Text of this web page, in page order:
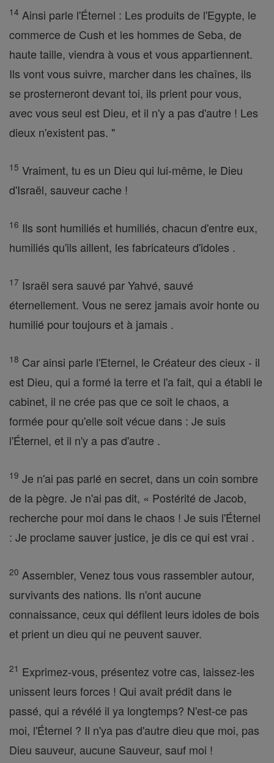
14 Ainsi parle l'Éternel : Les produits de l'Egypte, le
commerce de Cush et les hommes de Seba, de
haute taille, viendra à vous et vous appartiennent.
Ils vont vous suivre, marcher dans les chaînes, ils
se prosterneront devant toi, ils prient pour vous,
avec vous seul est Dieu, et il n'y a pas d'autre ! Les
dieux n'existent pas. "
15 Vraiment, tu es un Dieu qui lui-même, le Dieu
d'Israël, sauveur cache !
16 Ils sont humiliés et humiliés, chacun d'entre eux,
humiliés qu'ils aillent, les fabricateurs d'idoles .
17 Israël sera sauvé par Yahvé, sauvé
éternellement. Vous ne serez jamais avoir honte ou
humilié pour toujours et à jamais .
18 Car ainsi parle l'Eternel, le Créateur des cieux - il
est Dieu, qui a formé la terre et l'a fait, qui a établi le
cabinet, il ne crée pas que ce soit le chaos, a
formée pour qu'elle soit vécue dans : Je suis
l'Éternel, et il n'y a pas d'autre .
19 Je n'ai pas parlé en secret, dans un coin sombre
de la pègre. Je n'ai pas dit, « Postérité de Jacob,
recherche pour moi dans le chaos ! Je suis l'Éternel
: Je proclame sauver justice, je dis ce qui est vrai .
20 Assembler, Venez tous vous rassembler autour,
survivants des nations. Ils n'ont aucune
connaissance, ceux qui défilent leurs idoles de bois
et prient un dieu qui ne peuvent sauver.
21 Exprimez-vous, présentez votre cas, laissez-les
unissent leurs forces ! Qui avait prédit dans le
passé, qui a révélé il ya longtemps? N'est-ce pas
moi, l'Éternel ? Il n'ya pas d'autre dieu que moi, pas
Dieu sauveur, aucune Sauveur, sauf moi !